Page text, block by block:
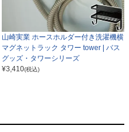
山崎実業 ホースホルダー付き洗濯機横
マグネットラック タワー tower | バス
グッズ・タワーシリーズ
¥3,410(税込)